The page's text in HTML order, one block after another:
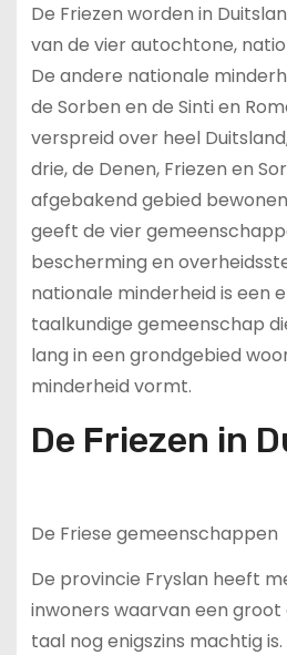
De Friezen worden in
van de vier autochtone,
De andere nationale
de Sorben en de Sinti en
verspreid over heel
drie, de Denen, Friezen en
afgebakend gebied
geeft de vier
bescherming en
nationale minderheid is een
taalkundige gemeenschap
lang in een grondgebied
minderheid vormt.
De Friezen in
De Friese gemeenschappen
De provincie Fryslan heeft
inwoners waarvan een groot
taal nog enigszins machtig